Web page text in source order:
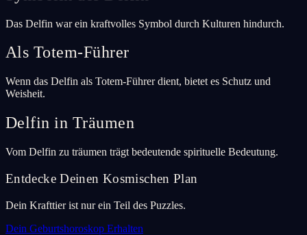
Das Delfin war ein kraftvolles Symbol durch Kulturen hindurch.
Als Totem-Führer
Wenn das Delfin als Totem-Führer dient, bietet es Schutz und
Weisheit.
Delfin in Träumen
Vom Delfin zu träumen trägt bedeutende spirituelle Bedeutung.
Entdecke Deinen Kosmischen Plan
Dein Krafttier ist nur ein Teil des Puzzles.
Dein Geburtshoroskop Erhalten